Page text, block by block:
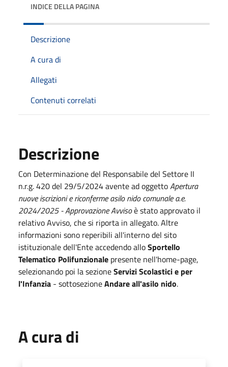
INDICE DELLA PAGINA
Descrizione
A cura di
Allegati
Contenuti correlati
Descrizione
Con Determinazione del Responsabile del Settore II
n.r.g. 420 del 29/5/2024 avente ad oggettoApertura
nuove iscrizioni e riconferme asilo nido comunale a.e.
2024/2025 - Approvazione Avvisoè stato approvato il
relativo Avviso, che si riporta in allegato. Altre
informazioni sono reperibili all'interno del sito
istituzionale dell'Ente accedendo alloSportello
Telematico Polifunzionale presente nell'home-page,
selezionando poi la sezioneServizi Scolastici e per
l'Infanzia - sottosezioneAndare all'asilo nido.
A cura di